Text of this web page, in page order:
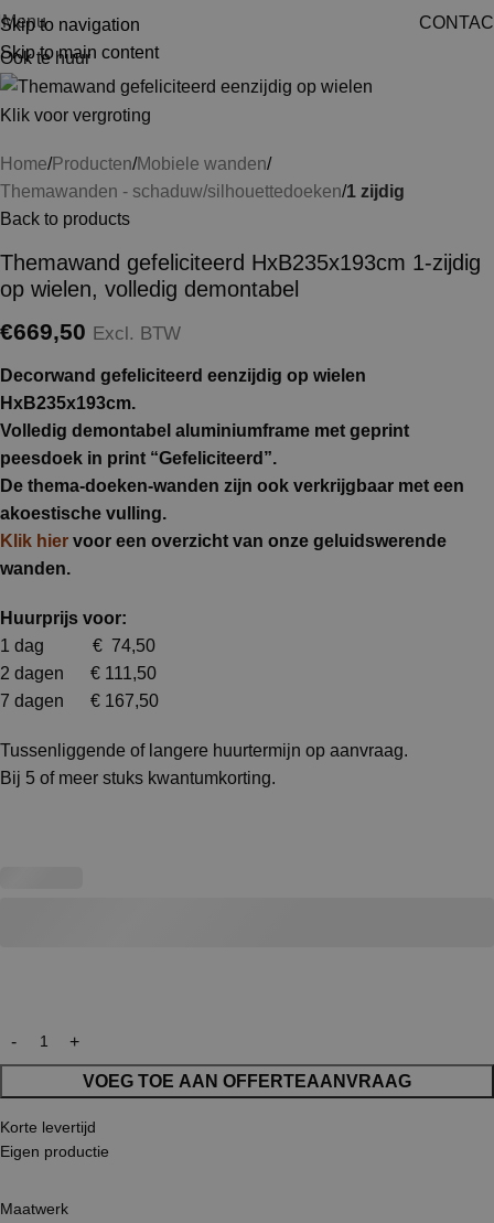
Skip to navigation
Skip to main content
Menu
Ook te huur
Klik voor vergroting
Home Producten Mobiele wanden
Themawanden - schaduw/silhouettedoeken 1 zijdig
Back to products
Themawand gefeliciteerd HxB235x193cm 1-zijdig
op wielen, volledig demontabel
€669,50 Excl. BTW
Decorwand gefeliciteerd eenzijdig op wielen
HxB235x193cm.
Volledig demontabel aluminiumframe met geprint
peesdoek in print “Gefeliciteerd”.
De thema-doeken-wanden zijn ook verkrijgbaar met een
akoestische vulling.
Klik hier voor een overzicht van onze geluidswerende
wanden.
Huurprijs voor:
1 dag € 74,50
2 dagen € 111,50
7 dagen € 167,50
Tussenliggende of langere huurtermijn op aanvraag.
Bij 5 of meer stuks kwantumkorting.
VOEG TOE AAN OFFERTEAANVRAAG
Korte levertijd
Eigen productie
Maatwerk